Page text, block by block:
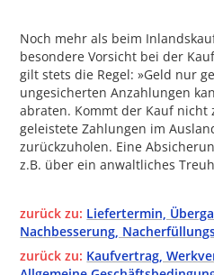
Noch mehr als beim
besondere Vorsicht bei der
gilt stets die Regel: »Geld nur
ungesicherten Anzahlungen
abraten. Kommt der Kauf nicht
geleistete Zahlungen im
zurückzuholen. Eine
z.B. über ein anwaltliches
zurück zu: Liefertermin,
Nachbesserung,
zurück zu: Kaufvertrag,